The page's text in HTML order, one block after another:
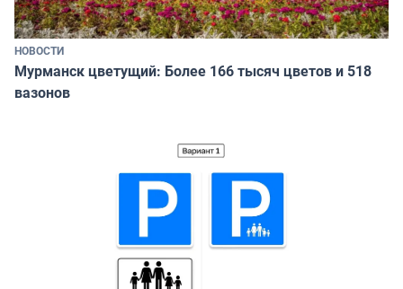
НОВОСТИ
Мурманск цветущий: Более 166 тысяч цветов и 518
вазонов